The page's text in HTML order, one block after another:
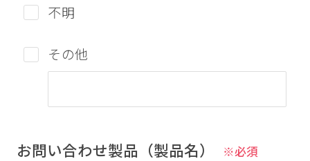
不明
その他
お問い合わせ製品（製品名） ※必須